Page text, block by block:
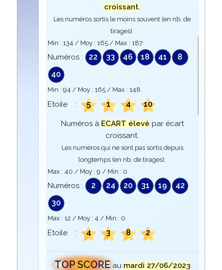
croissant.
Les numéros sortis le moins souvent (en nb. de
tirages).
Min : 134 / Moy : 165/ Max : 187
Numéros : 22 33 46 18 41
8
40
Min : 94 / Moy : 165/ Max : 148
Etoile : 5 1 4 10
Numéros à ECART élevé par écart
croissant.
Les numéros qui ne sont pas sortis depuis
longtemps (en nb. de tirages).
Max : 40 / Moy : 9 / Min : 0
Numéros : 2 24 20 31 19
42
30
Max : 12 / Moy : 4 / Min : 0
Etoile : 4 3 8 2
TOP SCORE au mardi 27/06/2023